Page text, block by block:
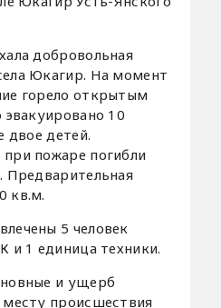
добровольная
Юкагир. На момент
горело открытым
10
двое детей.
пожаре погибли
Предварительная
кв.м.
5 человек
и 1 единица техники.
и ущерб
происшествия